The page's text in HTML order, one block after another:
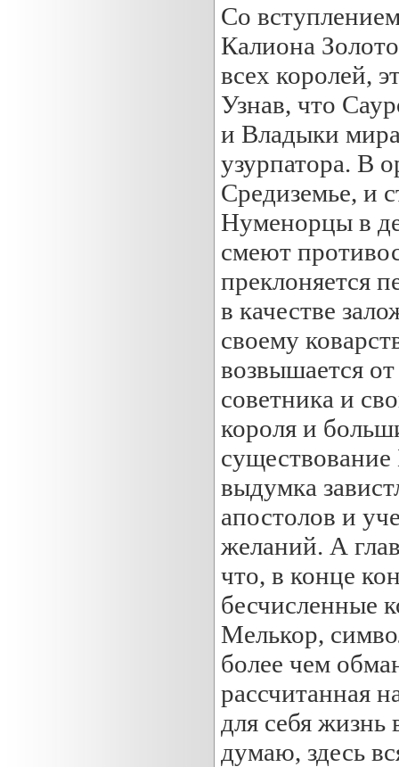
Со
Калиона
всех королей,
Узнав, что
и Владыки
узурпатора. В
Средиземье, и
Нуменорцы в
смеют
преклоняется
в качестве
своему
возвышается от
советника и
короля и
выдумка
апостолов и
желаний. А
что, в конце
бесчисленные
Мелькор,
более чем
рассчитанная
для себя
думаю, здесь